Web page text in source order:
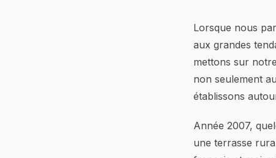
Lorsque nous
aux grandes
mettons sur
non seulement
établissons
Année 2007,
une terrasse